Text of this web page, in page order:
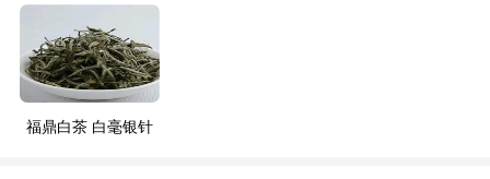
福鼎白茶 白毫银针